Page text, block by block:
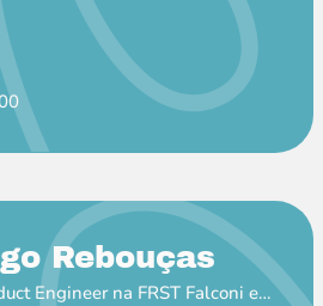
Rebouças
Engineer na FRST Falconi e